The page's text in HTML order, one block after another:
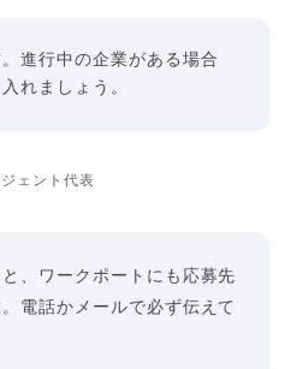
進行中の企業がある場合
れましょう。
ェント代表
、ワークポートにも応募先
電話かメールで必ず伝えて